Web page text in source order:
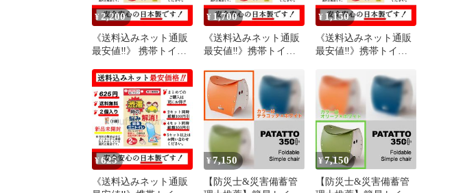
¥ 2,200
《送料込みネット通販
最安値‼︎》 携帯トイレ
入り 男女兼用 渋滞時
の悩み解消 トラック
運転手必見 使用後すぐ
に固まりこぼれる心配
なし サンコー 新品未
使用 メーカー正規品
『防災士&災害備蓄管
理士オススメ』
¥ 1,700
《送料込みネット通販
最安値‼︎》携帯トイレ
入り 男女兼用 渋滞時
の悩み解消 トラック
運転手必見 使用後すぐ
に固まりこぼれる心配
なし サンコー 新品未
使用 メーカー正規品
『防災士&災害備蓄管
理士オススメ』
¥ 1,150
《送料込みネット通販
最安値‼︎》携帯トイレ
入り 男女兼用 渋滞時
の悩み解消 トラック
運転手必見 使用後すぐ
に固まりこぼれる心配
なし サンコー 新品未
使用 メーカー正規品
『防災士&災害備蓄管
理士オススメ』
¥625
《送料込みネット通販
¥7,150
【防災士&災害備蓄管
¥7,150
【防災士&災害備蓄管